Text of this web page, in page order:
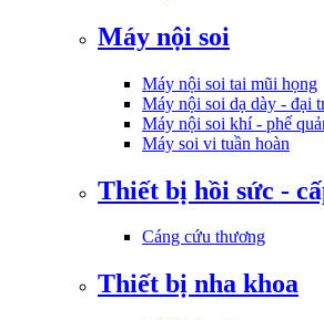
Máy nội soi
Máy nội soi tai mũi họng
Máy nội soi dạ dày - đại
Máy nội soi khí - phế
Máy soi vi tuần hoàn
Thiết bị hồi sức -
Cáng cứu thương
Thiết bị nha khoa